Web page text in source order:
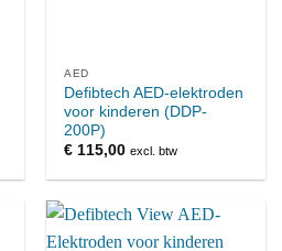
AED
Defibtech AED-elektroden
voor kinderen (DDP-
200P)
€ 115,00 excl. btw